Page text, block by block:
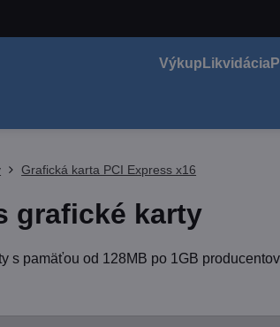
Výkup Likvidácia
Grafická karta PCI Express x16
grafické karty
s pamäťou od 128MB po 1GB